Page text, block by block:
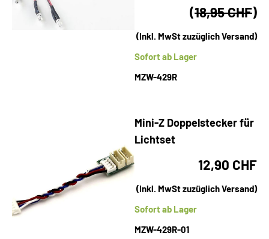
(18,95 CHF)
(Inkl. MwSt zuzüglich Versand)
Sofort ab Lager
MZW-429R
Mini-Z Doppelstecker für
Lichtset
12,90 CHF
(Inkl. MwSt zuzüglich Versand)
Sofort ab Lager
MZW-429R-01